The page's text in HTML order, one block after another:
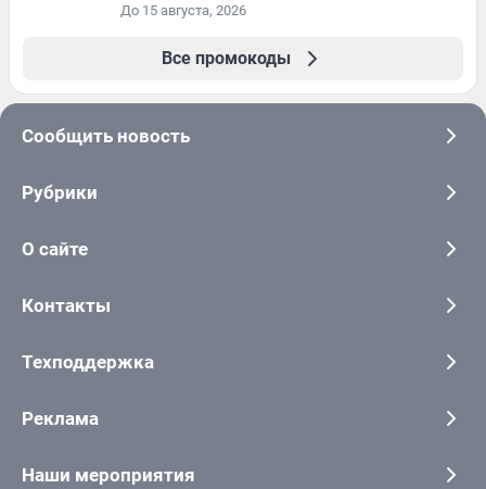
До 15 августа, 2026
Все промокоды
Сообщить новость
Рубрики
О сайте
Контакты
Техподдержка
Реклама
Наши мероприятия